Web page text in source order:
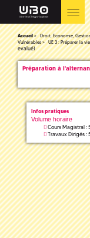
Accueil Droit, Economie,
Vulnérables
UE 3 : Préparer la
evalué)
Préparation à
Infos pratiques
Volume horaire
Cours Magistral :
Travaux Dirigés :